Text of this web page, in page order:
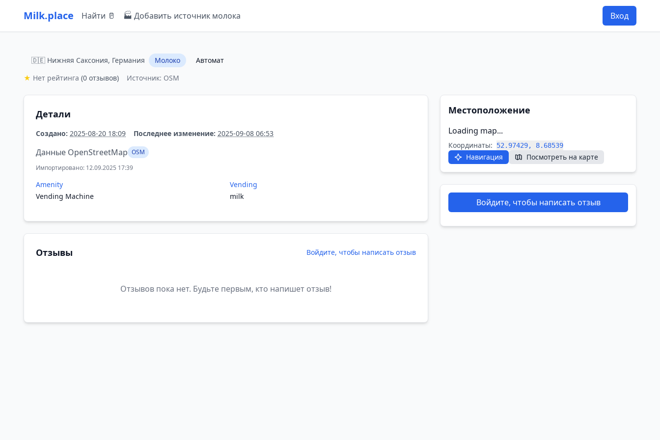
Milk.place Найти 🥛 🏭 Добавить источник молока Вход
🇩🇪 Нижняя Саксония, Германия Молоко
Автомат
★ Нет рейтинга (0 отзывов) Источник: OSM
Детали
Создано: 2025-08-20 18:09 Последнее изменение: 2025-09-08 06:53
Данные OpenStreetMap OSM
Импортировано: 12.09.2025 17:39
Amenity
Vending Machine
Vending
milk
Отзывы Войдите, чтобы написать отзыв
Отзывов пока нет. Будьте первым, кто напишет отзыв!
Местоположение
Loading map...
Координаты: 52.97429, 8.68539
Навигация Посмотреть на карте
Войдите, чтобы написать отзыв